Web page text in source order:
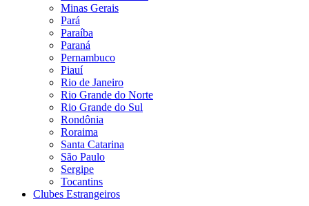
Minas Gerais
Pará
Paraíba
Paraná
Pernambuco
Piauí
Rio de Janeiro
Rio Grande do Norte
Rio Grande do Sul
Rondônia
Roraima
Santa Catarina
São Paulo
Sergipe
Tocantins
Clubes Estrangeiros